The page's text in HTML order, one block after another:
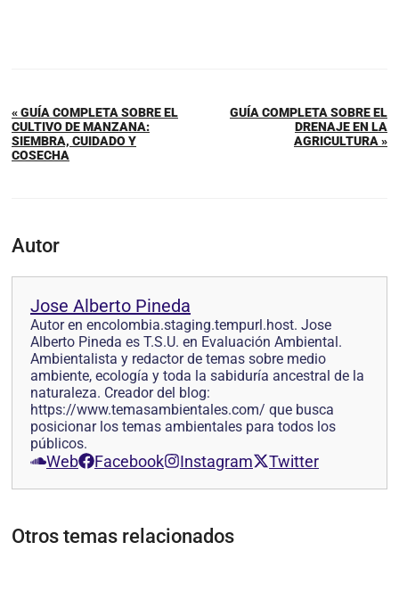
« GUÍA COMPLETA SOBRE EL
CULTIVO DE MANZANA:
SIEMBRA, CUIDADO Y
COSECHA
GUÍA COMPLETA SOBRE EL
DRENAJE EN LA
AGRICULTURA »
Autor
Jose Alberto Pineda
Autor en encolombia.staging.tempurl.host. Jose
Alberto Pineda es T.S.U. en Evaluación Ambiental.
Ambientalista y redactor de temas sobre medio
ambiente, ecología y toda la sabiduría ancestral de la
naturaleza. Creador del blog:
https://www.temasambientales.com/ que busca
posicionar los temas ambientales para todos los
públicos.
Web Facebook Instagram Twitter
Otros temas relacionados